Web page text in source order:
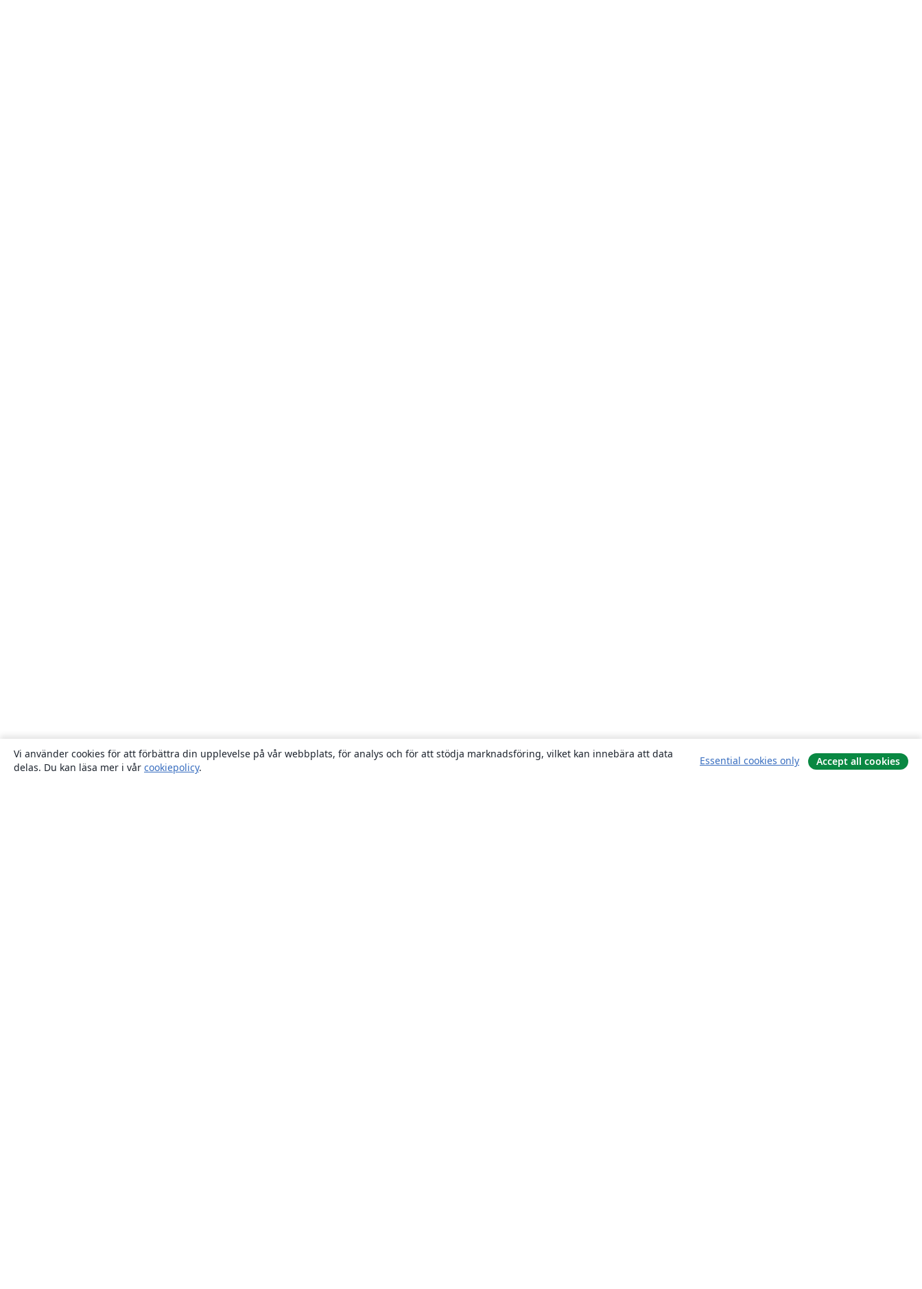
Vi använder cookies för att förbättra din upplevelse på vår webbplats, för analys och för att stödja marknadsföring, vilket kan innebära att data
delas. Du kan läsa mer i vår cookiepolicy.
Essential cookies only Accept all cookies